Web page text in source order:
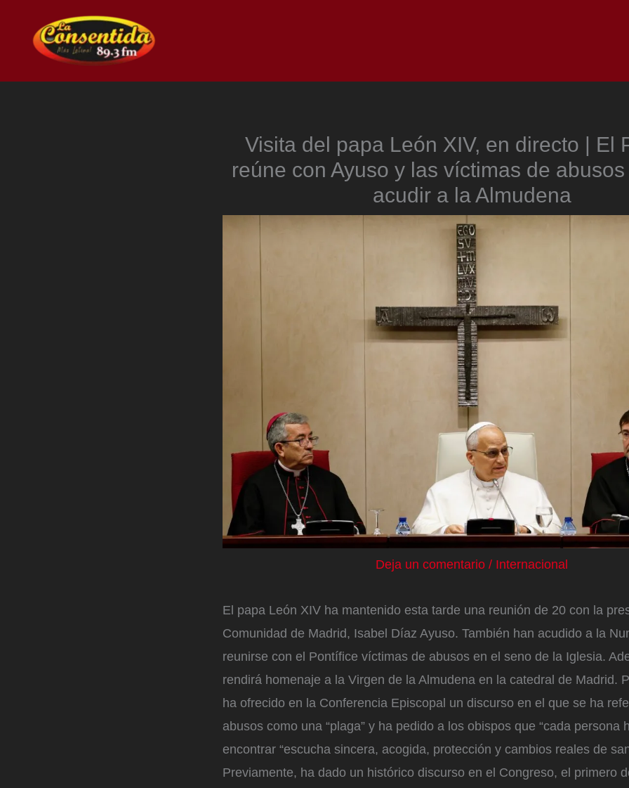
contenido
Visita del papa León XIV, en directo | El
reúne con Ayuso y las víctimas de
acudir a la Almudena
Deja un comentario / Internacional
El papa León XIV ha mantenido esta tarde una reunión de 20 con la
Comunidad de Madrid, Isabel Díaz Ayuso. También han acudido a la
reunirse con el Pontífice víctimas de abusos en el seno de la Iglesia.
rendirá homenaje a la Virgen de la Almudena en la catedral de Madrid.
ha ofrecido en la Conferencia Episcopal un discurso en el que se ha
abusos como una “plaga” y ha pedido a los obispos que “cada persona
encontrar “escucha sincera, acogida, protección y cambios reales de
Previamente, ha dado un histórico discurso en el Congreso, el primero